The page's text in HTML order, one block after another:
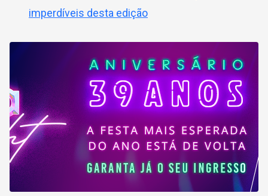
imperdíveis desta edição